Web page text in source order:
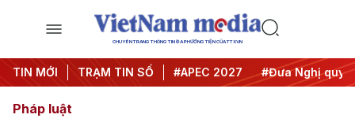
CHUYÊN TRANG THÔNG TIN ĐA PHƯƠNG TIỆN CỦA TTXVN
TIN MỚI TRẠM TIN SỐ
#Hội nghị Trung ương 3 #APEC 2027 #Đưa Nghị quyết
Pháp luật